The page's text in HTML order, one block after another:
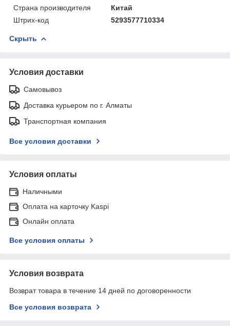
Страна производителя
Китай
Штрих-код
5293577710334
Скрыть
Условия доставки
Самовывоз
Доставка курьером по г. Алматы
Транспортная компания
Все условия доставки
Условия оплаты
Наличными
Оплата на карточку Kaspi
Онлайн оплата
Все условия оплаты
Условия возврата
Возврат товара в течение 14 дней по договоренности
Все условия возврата